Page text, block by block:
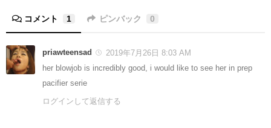
コメント 1 ピンバック 0
priawteensad
2019年7月26日 8:03 AM
her blowjob is incredibly good, i would like to see her in prep
pacifier serie
ログインして返信する